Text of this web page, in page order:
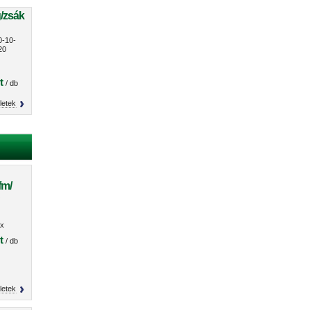
zsák
10-
/ db
/ db